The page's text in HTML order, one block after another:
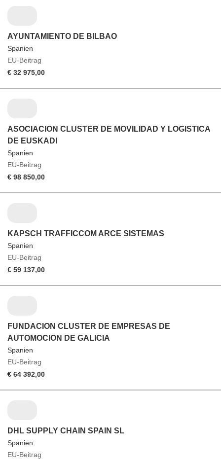
AYUNTAMIENTO DE BILBAO
Spanien
EU-Beitrag
€ 32 975,00
ASOCIACION CLUSTER DE MOVILIDAD Y LOGISTICA
DE EUSKADI
Spanien
EU-Beitrag
€ 98 850,00
KAPSCH TRAFFICCOM ARCE SISTEMAS
Spanien
EU-Beitrag
€ 59 137,00
FUNDACION CLUSTER DE EMPRESAS DE
AUTOMOCION DE GALICIA
Spanien
EU-Beitrag
€ 64 392,00
DHL SUPPLY CHAIN SPAIN SL
Spanien
EU-Beitrag